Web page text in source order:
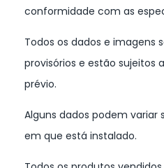
conformidade com as
Todos os dados e imagens
provisórios e estão sujeitos
prévio.
Alguns dados podem variar
em que está instalado.